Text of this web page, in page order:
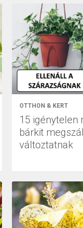
OTTHON & KERT
15 igénytelen
bárkit
változtatnak